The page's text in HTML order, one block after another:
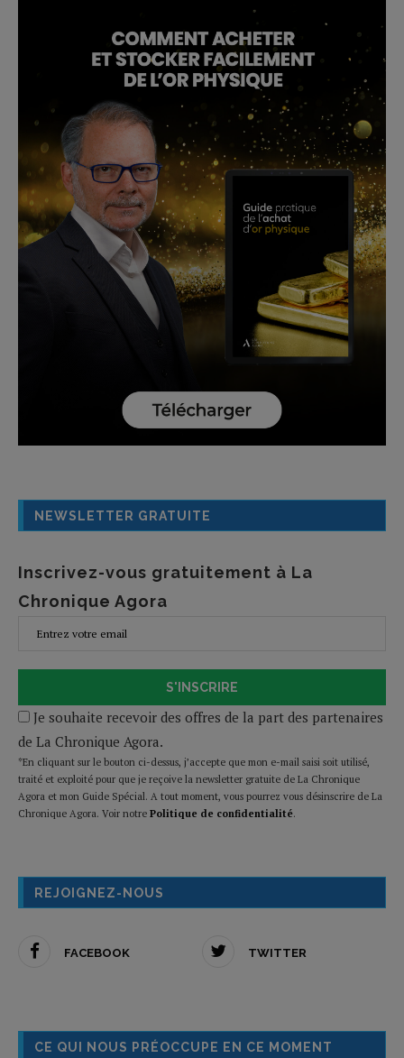
NEWSLETTER GRATUITE
Inscrivez-vous gratuitement à La
Chronique Agora
S'INSCRIRE
Je souhaite recevoir des offres de la part des partenaires
de La Chronique Agora.
*En cliquant sur le bouton ci-dessus, j’accepte que mon e-mail saisi soit utilisé,
traité et exploité pour que je reçoive la newsletter gratuite de La Chronique
Agora et mon Guide Spécial. A tout moment, vous pourrez vous désinscrire de La
Chronique Agora. Voir notre Politique de confidentialité.
REJOIGNEZ-NOUS
FACEBOOK TWITTER
CE QUI NOUS PRÉOCCUPE EN CE MOMENT